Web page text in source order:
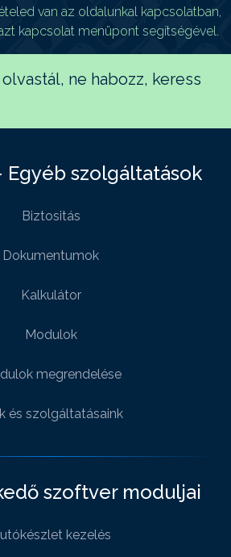
van az oldalunkal kapcsolatban,
kapcsolat menüpont segítségével.
ne habozz, keress
Egyéb szolgáltatások
Biztositás
Dokumentumok
Kalkulátor
Modulok
megrendelése
és szolgáltatásaink
szoftver moduljai
kezelés